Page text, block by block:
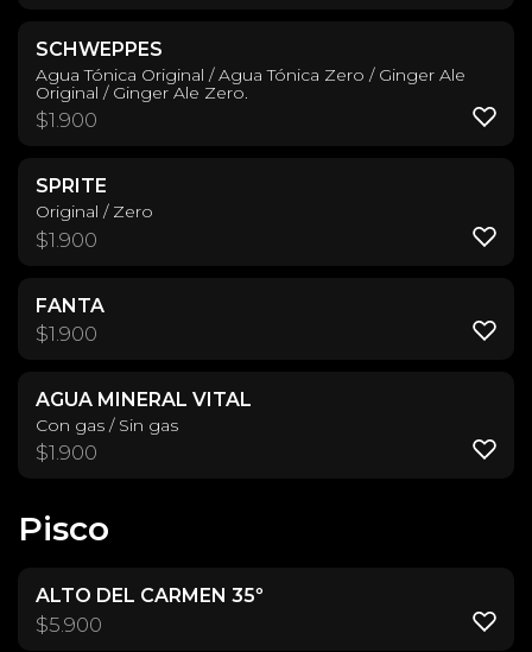
SCHWEPPES
Agua Tónica Original / Agua Tónica Zero / Ginger Ale
Original / Ginger Ale Zero.
$1.900
SPRITE
Original / Zero
$1.900
FANTA
$1.900
AGUA MINERAL VITAL
Con gas / Sin gas
$1.900
Pisco
ALTO DEL CARMEN 35º
$5.900